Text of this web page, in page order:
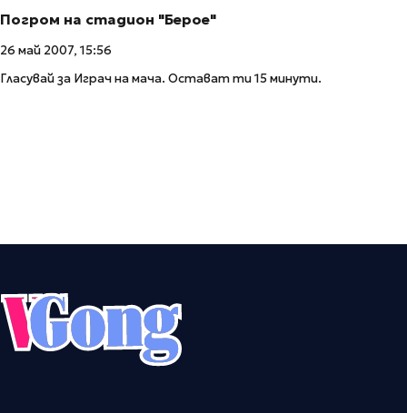
Погром на стадион "Берое"
26 май 2007, 15:56
Гласувай за Играч на мача. Остават ти 15 минути.